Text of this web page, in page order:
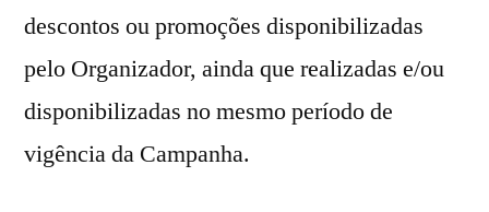
descontos ou promoções disponibilizadas
pelo Organizador, ainda que realizadas e/ou
disponibilizadas no mesmo período de
vigência da Campanha.